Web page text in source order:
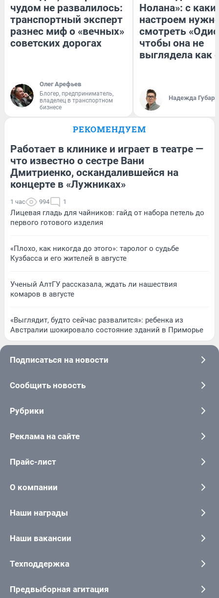
чудом не развалилось:
транспортный эксперт
разнес миф о «вечных»
советских дорогах
Олег Арефьев
Блогер, предприниматель,
владелец в транспортном
бизнесе
Нолана»: с
настроем
смотреть
чтобы она не
выглядела как
Надежда Губарь
РЕКОМЕНДУЕМ
Работает в клинике и играет в театре —
что известно о сестре Вани
Дмитриенко, оскандалившейся на
концерте в «Лужниках»
1 час 994 1
Лицевая гладь для чайников: гайд от набора петель до
первого готового изделия
«Плохо, как никогда до этого»: таролог о судьбе
Кузбасса и его жителей в августе
Ученый АлтГУ рассказала, ждать ли нашествия
комаров в августе
«Выглядит, будто сейчас развалится»: ребенка из
Австралии шокировало состояние зданий в Приморье
Подписаться на новости
Сообщить новость
Рубрики
Реклама на сайте
Прайс-лист
О компании
Наши награды
Наши вакансии
Техподдержка
Предвыборная агитация